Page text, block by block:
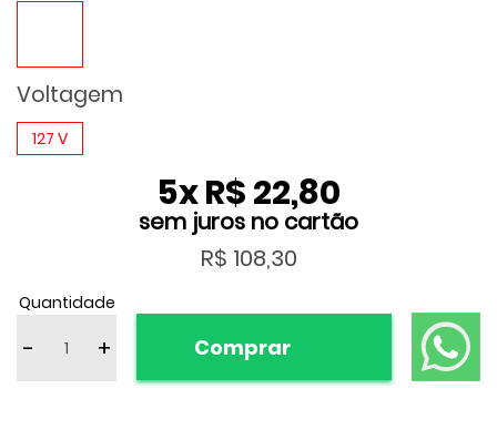
Voltagem
127 V
5xR$ 22,80
R$ 108,30
Quantidade
- + Comprar